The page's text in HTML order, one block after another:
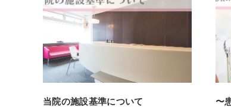
当院の施設基準について
〜